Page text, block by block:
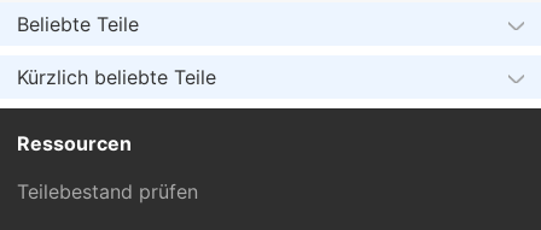
Beliebte Teile
Kürzlich beliebte Teile
Ressourcen
Teilebestand prüfen